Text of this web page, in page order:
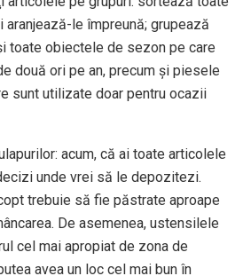
le împreună; grupează
toate obiectele de sezon pe care
două ori pe an, precum şi piesele
sunt utilizate doar pentru ocazii
acum, că ai toate articolele
unde vrei să le depozitezi.
trebuie să fie păstrate aproape
De asemenea, ustensilele
cel mai apropiat de zona de
avea un loc cel mai bun în